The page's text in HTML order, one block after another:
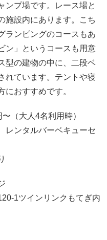
ンプ場です。レース場と
施設内にあります。こち
ランピングのコースもあ
ン」というコースも用意
型の建物の中に、二段ベ
れています。テントや寝
おすすめです。
（大人4名利用時）
レンタルバーベキューセ
1ツインリンクもてぎ内